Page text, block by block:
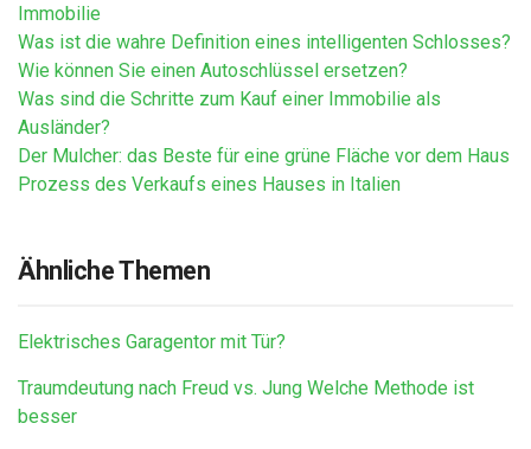
Immobilie
Was ist die wahre Definition eines intelligenten Schlosses?
Wie können Sie einen Autoschlüssel ersetzen?
Was sind die Schritte zum Kauf einer Immobilie als
Ausländer?
Der Mulcher: das Beste für eine grüne Fläche vor dem Haus
Prozess des Verkaufs eines Hauses in Italien
Ähnliche Themen
Elektrisches Garagentor mit Tür?
Traumdeutung nach Freud vs. Jung Welche Methode ist
besser